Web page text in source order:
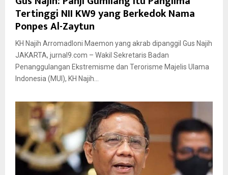
Tertinggi NII KW9 yang Berkedok Nama
Ponpes Al-Zaytun
KH Najih Arromadloni Maemon yang akrab dipanggil Gus Najih
JAKARTA, jurnal9.com – Wakil Sekretaris Badan
Penanggulangan Ekstremisme dan Terorisme Majelis Ulama
Indonesia (MUI), KH Najih...